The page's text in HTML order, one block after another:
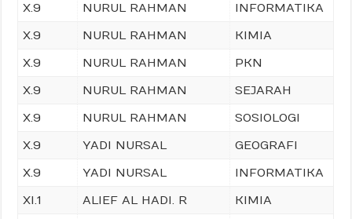
X.9
NURUL RAHMAN
INFORMATIKA
X.9
NURUL RAHMAN
KIMIA
X.9
NURUL RAHMAN
PKN
X.9
NURUL RAHMAN
SEJARAH
X.9
NURUL RAHMAN
SOSIOLOGI
X.9
YADI NURSAL
GEOGRAFI
X.9
YADI NURSAL
INFORMATIKA
XI.1
ALIEF AL HADI. R KIMIA